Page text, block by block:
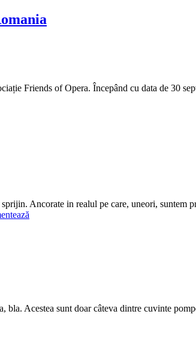
Friends of Opera. Începând cu data de 30
Ancorate in realul pe care, uneori, suntem
Acestea sunt doar câteva dintre cuvinte